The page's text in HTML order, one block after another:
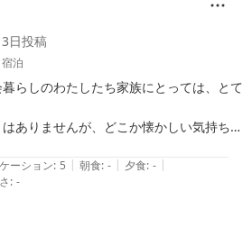
日投稿
宿泊
らしのわたしたち家族にとっては、とて
ありませんが、どこか懐かしい気持ちに
旅の思い出となりました。
ーション: 5 | 朝食: - | 夕食: - |
: -